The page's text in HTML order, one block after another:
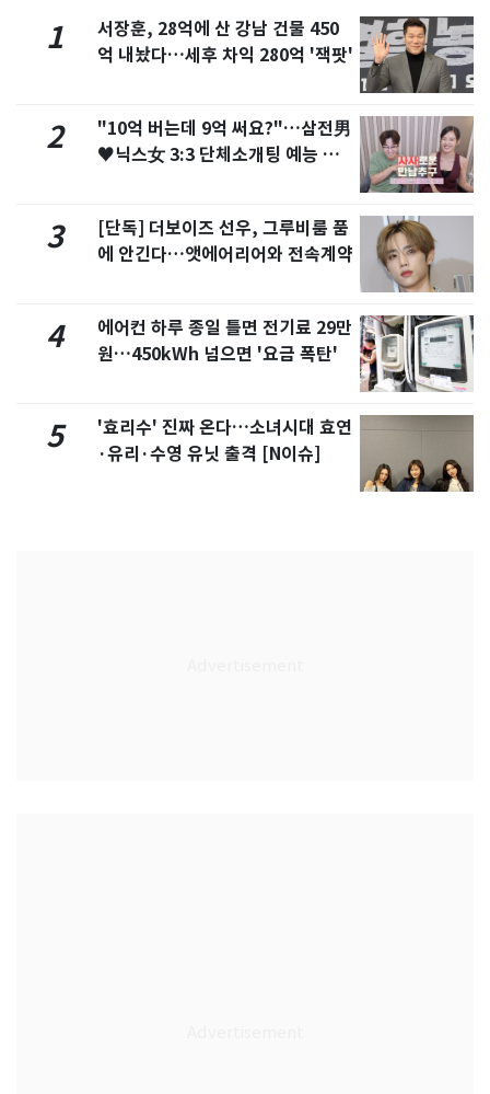
1
서장훈, 28억에 산 강남 건물 450
억 내놨다…세후 차익 280억 '잭팟'
2
"10억 버는데 9억 써요?"…삼전男
♥닉스女 3:3 단체소개팅 예능 화
3
[단독] 더보이즈 선우, 그루비룸 품
에 안긴다…앳에어리어와 전속계약
4
에어컨 하루 종일 틀면 전기료 29만
원…450kWh 넘으면 '요금 폭탄'
5
'효리수' 진짜 온다…소녀시대 효연
·유리·수영 유닛 출격 [N이슈]